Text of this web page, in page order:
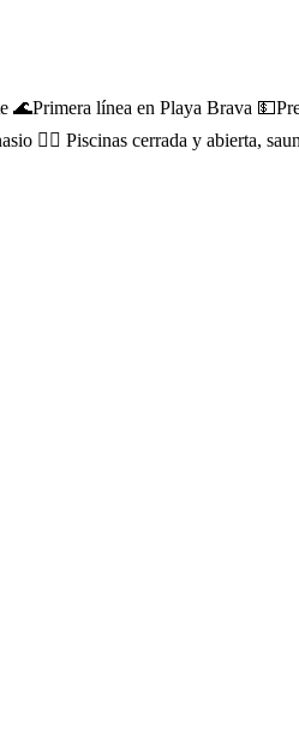
línea en Playa Brava
🏊‍♂️ Piscinas cerrada y abierta,